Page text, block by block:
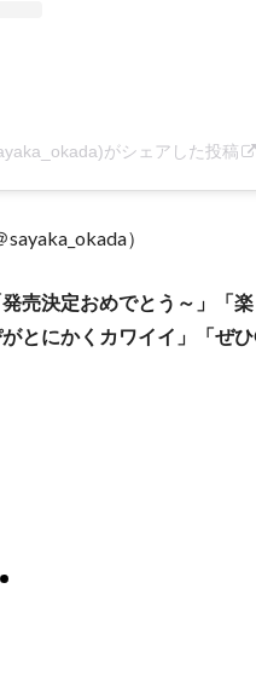
がシェアした投稿
）
発売決定おめでとう～」「
とにかくカワイイ」「ぜひ